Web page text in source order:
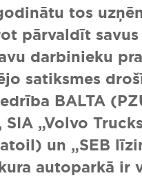
tos
pārvaldīt
darbinieku
satiksmes
BALTA
„Volvo
un „SEB
autoparkā ir